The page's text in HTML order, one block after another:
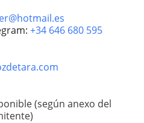
+34 646 680 595
(según anexo del